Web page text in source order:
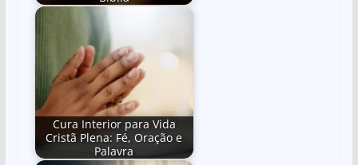
Cura Interior para Vida
Cristã Plena: Fé, Oração e
Palavra